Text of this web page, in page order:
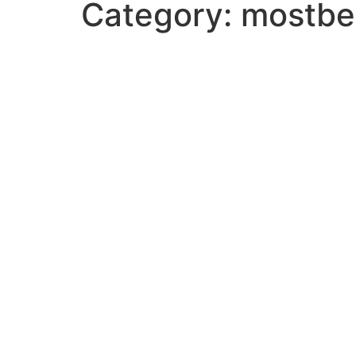
Category: